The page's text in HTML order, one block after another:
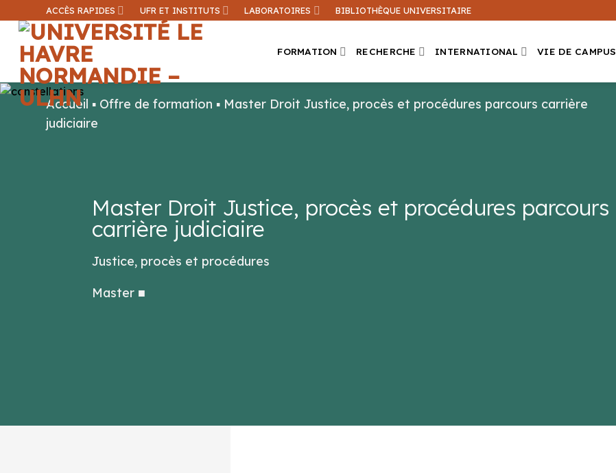
contenu
ACCÈS RAPIDES UFR ET INSTITUTS LABORATOIRES BIBLIOTHÈQUE UNIVERSITAIRE
FORMATION RECHERCHE INTERNATIONAL VIE DE CAMPUS
Master Droit Justice, procès et procédures parcours
carrière judiciaire
Justice, procès et procédures
Master ■
Accueil ▪ Offre de formation ▪ Master Droit Justice, procès et procédures parcours carrière
judiciaire